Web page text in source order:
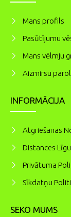
Mans profils
Pasūtījumu
Mans vēlmju
Aizmirsu
INFORMĀCIJA
Atgriešanas
Distances
Privātuma
Sīkdatņu
SEKO MUMS